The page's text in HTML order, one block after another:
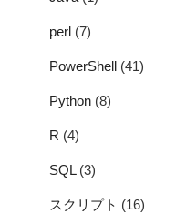
perl (7)
PowerShell (41)
Python (8)
R (4)
SQL(3)
スクリプト (16)